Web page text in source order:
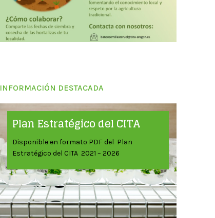
INFORMACIÓN DESTACADA
Plan Estratégico del CITA
Disponible en formato PDF del Plan
Estratégico del CITA 2021 – 2026